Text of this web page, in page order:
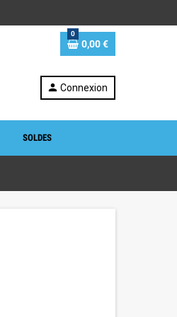
0
0,00 €
person Connexion
SOLDES